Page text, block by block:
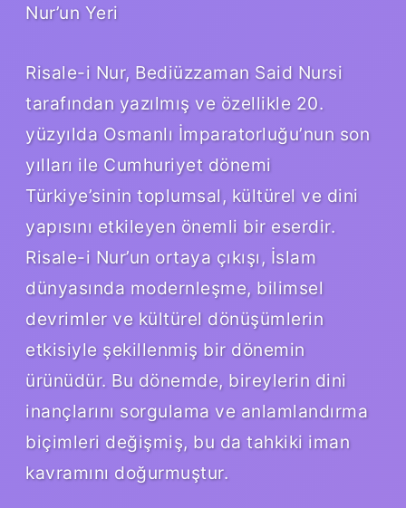
Nur’un Yeri
Risale-i Nur, Bediüzzaman Said Nursi
tarafından yazılmış ve özellikle 20.
yüzyılda Osmanlı İmparatorluğu’nun son
yılları ile Cumhuriyet dönemi
Türkiye’sinin toplumsal, kültürel ve dini
yapısını etkileyen önemli bir eserdir.
Risale-i Nur’un ortaya çıkışı, İslam
dünyasında modernleşme, bilimsel
devrimler ve kültürel dönüşümlerin
etkisiyle şekillenmiş bir dönemin
ürünüdür. Bu dönemde, bireylerin dini
inançlarını sorgulama ve anlamlandırma
biçimleri değişmiş, bu da tahkiki iman
kavramını doğurmuştur.